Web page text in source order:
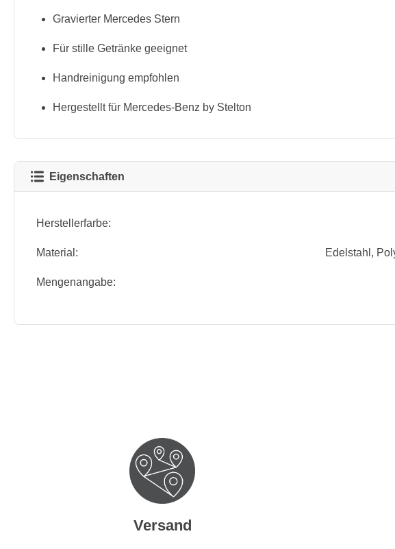
Gravierter Mercedes Stern
Für stille Getränke geeignet
Handreinigung empfohlen
Hergestellt für Mercedes-Benz by Stelton
Eigenschaften
Herstellerfarbe:
Material: Edelstahl ,
Mengenangabe:
Versand